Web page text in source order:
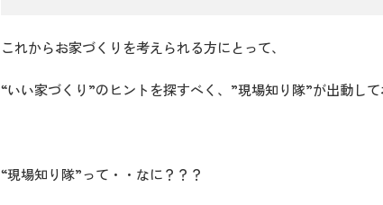
これからお家づくりを考えられる方にとって、
“いい家づくり”のヒントを探すべく、”現場知り隊”が出動して
“現場知り隊”って・・なに？？？